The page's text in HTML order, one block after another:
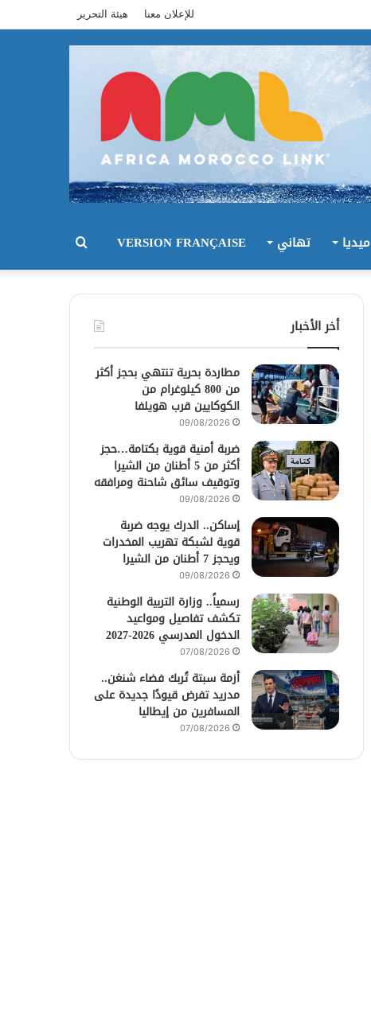
للإعلان معنا هيئة التحرير
ميديا تهاني VERSION FRANÇAISE بحث
أخر الأخبار
مطاردة بحرية تنتهي بحجز أكثر
من 800 كيلوغرام من
الكوكايين قرب هويلفا
09/08/2026
ضربة أمنية قوية بكتامة…حجز
أكثر من 5 أطنان من الشيرا
وتوقيف سائق شاحنة ومرافقه
09/08/2026
إساكن.. الدرك يوجه ضربة
قوية لشبكة تهريب المخدرات
ويحجز 7 أطنان من الشيرا
09/08/2026
رسمياً.. وزارة التربية الوطنية
تكشف تفاصيل ومواعيد
الدخول المدرسي 2026-2027
07/08/2026
أزمة سبتة تُربك فضاء شنغن..
مدريد تفرض قيودًا جديدة على
المسافرين من إيطاليا
07/08/2026